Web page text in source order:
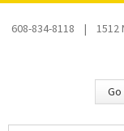
608-834-8118 | 1512
Go